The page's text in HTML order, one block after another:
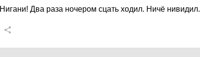
Нигани! Два раза ночером сцать ходил. Ничё нивидил.